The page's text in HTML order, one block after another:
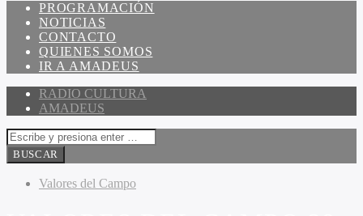
PROGRAMACIÓN
NOTICIAS
CONTACTO
QUIENES SOMOS
IR A AMADEUS
RADIO CULTURA
AMADEUS
Valores del Campo